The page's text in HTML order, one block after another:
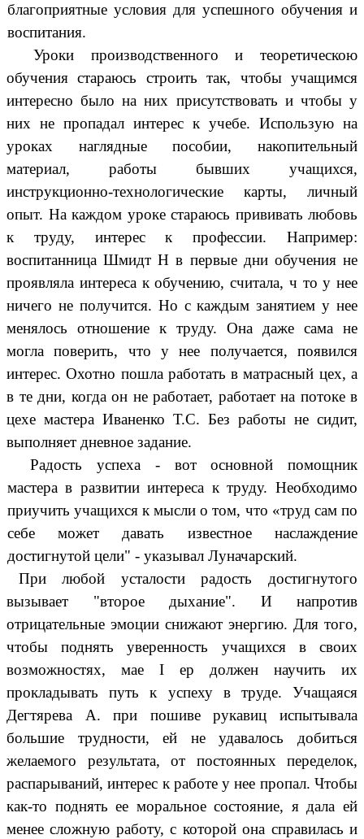
благоприятные условия для успешного обучения и
воспитания.
Уроки производственного и теоретическою
обучения стараюсь строить так, чтобы учащимся
интересно было на них присутствовать и чтобы у
них не пропадал интерес к учебе. Использую на
уроках наглядные пособии, накопительный
материал, работы бывших учащихся,
инструкционно-технологические карты, личный
опыт. На каждом уроке стараюсь прививать любовь
к труду, интерес к профессии. Например:
воспитанница Шмидт Н в первые дни обучения не
проявляла интереса к обучению, считала, ч то у нее
ничего не получится. Но с каждым занятием у нее
менялось отношение к труду. Она даже сама не
могла поверить, что у нее получается, появился
интерес. Охотно пошла работать в матрасный цех, а
в те дни, когда он не работает, работает на потоке в
цехе мастера Иваненко Т.С. Без работы не сидит,
выполняет дневное задание.
Радость успеха - вот основной помощник
мастера в развитии интереса к труду. Необходимо
приучить учащихся к мысли о том, что «труд сам по
себе может давать известное наслаждение
достигнутой цели" - указывал Луначарский.
При любой усталости радость достигнутого
вызывает "второе дыхание". И напротив
отрицательные эмоции снижают энергию. Для того,
чтобы поднять уверенность учащихся в своих
возможностях, мае I ер должен научить их
прокладывать путь к успеху в труде. Учащаяся
Дегтярева А. при пошиве рукавиц испытывала
большие трудности, ей не удавалось добиться
желаемого результата, от постоянных переделок,
распарываний, интерес к работе у нее пропал. Чтобы
как-то поднять ее моральное состояние, я дала ей
менее сложную работу, с которой она справилась и